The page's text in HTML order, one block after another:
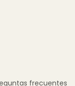
frecuentes